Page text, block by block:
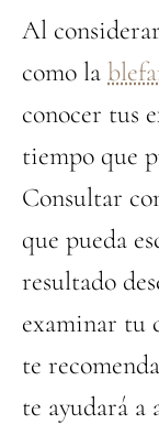
Al
como la
conocer tus
tiempo que
Consultar
que pueda
resultado
examinar tu
te
te ayudará a